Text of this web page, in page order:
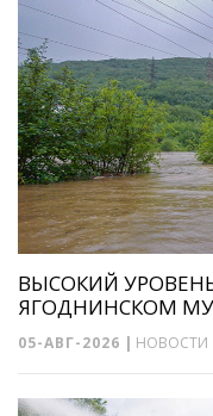
ВЫСОКИЙ
ЯГОДНИНСКОМ
05-АВГ-2026 | НОВОСТИ